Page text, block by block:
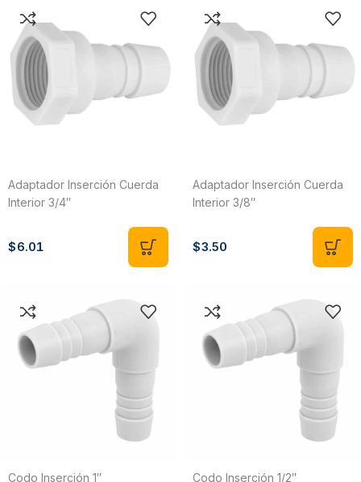
Adaptador Inserción Cuerda
Interior 3/4″
$6.01
Adaptador Inserción Cuerda
Interior 3/8″
$3.50
Codo Inserción 1″ Codo Inserción 1/2″